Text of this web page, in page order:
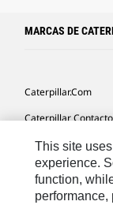
MARCAS DE
Caterpillar.com
Caterpillar Contacto
Mis Preferencias
Site Map
Cookie Settings
This site
experience.
function,
performance,